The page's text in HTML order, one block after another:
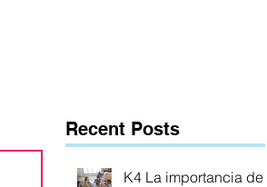
Recent Posts
K4 La importancia de